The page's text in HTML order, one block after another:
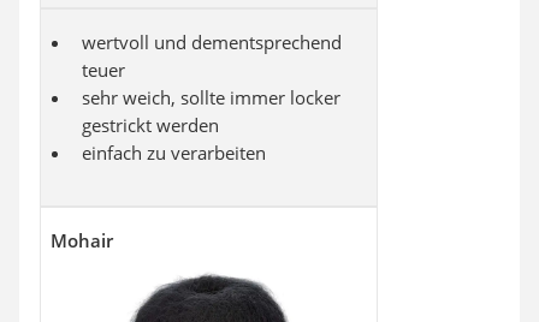
wertvoll und dementsprechend
teuer
sehr weich, sollte immer locker
gestrickt werden
einfach zu verarbeiten
Mohair